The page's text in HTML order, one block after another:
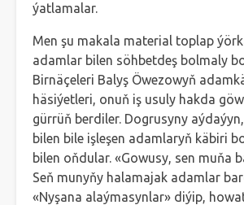
ýatlamalar.
Men şu makala material toplap
adamlar bilen söhbetdeş bolmaly
Birnäçeleri Balyş Öwezowyň
häsiýetleri, onuň iş usuly hakda
gürrüň berdiler. Dogrusyny
bilen bile işleşen adamlaryň käbiri
bilen oňdular. «Gowusy, sen muňa
Seň munyňy halamajak adamlar
«Nyşana alaýmasynlar» diýip,